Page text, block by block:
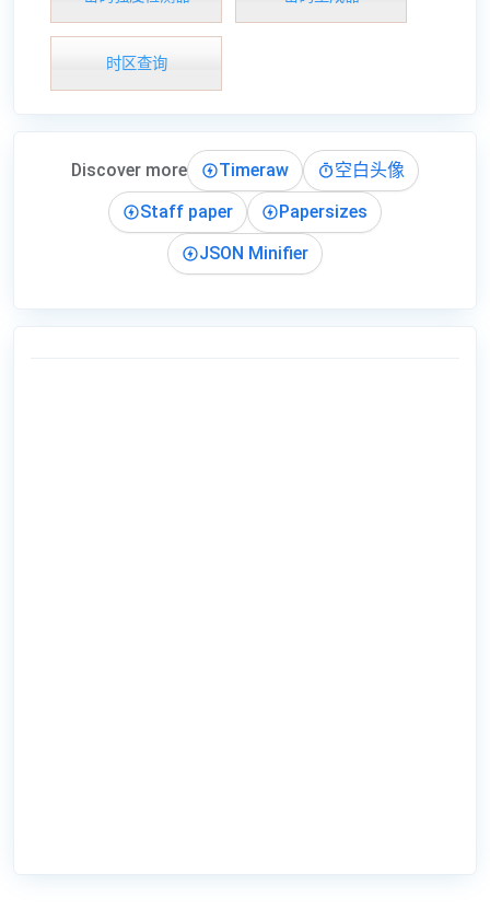
时区查询
Discover more Timeraw
空白头像
Staff paper
Papersizes
JSON Minifier